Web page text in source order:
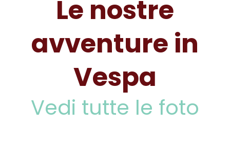
Le nostre
avventure in
Vespa
Vedi tutte le foto